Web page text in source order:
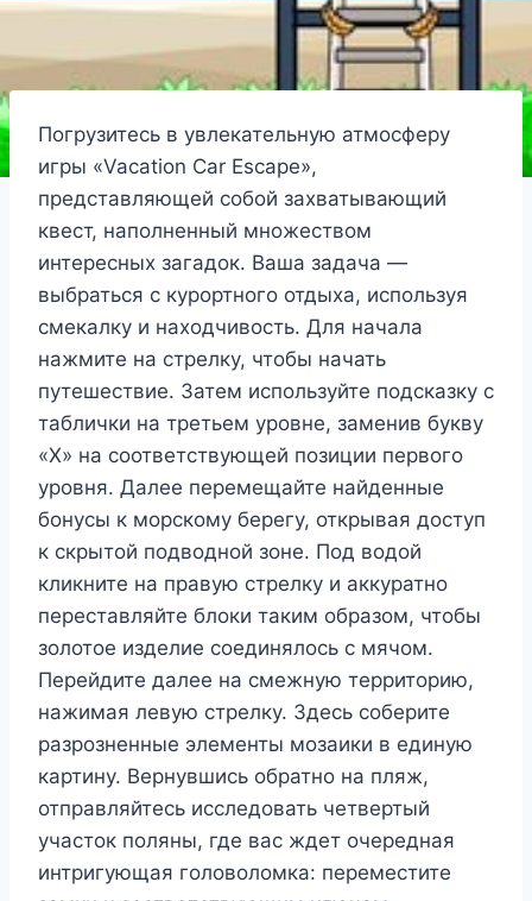
Погрузитесь в увлекательную атмосферу
игры «Vacation Car Escape»,
представляющей собой захватывающий
квест, наполненный множеством
интересных загадок. Ваша задача —
выбраться с курортного отдыха, используя
смекалку и находчивость. Для начала
нажмите на стрелку, чтобы начать
путешествие. Затем используйте подсказку с
таблички на третьем уровне, заменив букву
«X» на соответствующей позиции первого
уровня. Далее перемещайте найденные
бонусы к морскому берегу, открывая доступ
к скрытой подводной зоне. Под водой
кликните на правую стрелку и аккуратно
переставляйте блоки таким образом, чтобы
золотое изделие соединялось с мячом.
Перейдите далее на смежную территорию,
нажимая левую стрелку. Здесь соберите
разрозненные элементы мозаики в единую
картину. Вернувшись обратно на пляж,
отправляйтесь исследовать четвертый
участок поляны, где вас ждет очередная
интригующая головоломка: переместите